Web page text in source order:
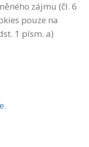
zájmu (čl. 6
pouze na
1 písm. a)
.